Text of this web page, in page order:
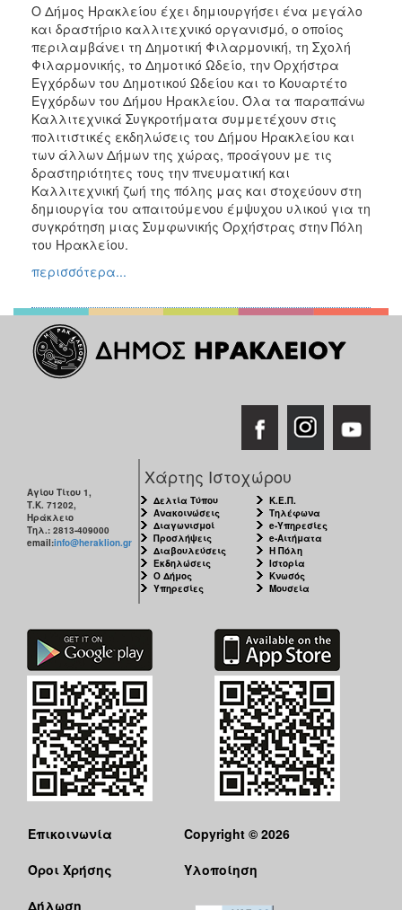
Ο Δήμος Ηρακλείου έχει δημιουργήσει ένα μεγάλο
και δραστήριο καλλιτεχνικό οργανισμό, ο οποίος
περιλαμβάνει τη Δημοτική Φιλαρμονική, τη Σχολή
Φιλαρμονικής, το Δημοτικό Ωδείο, την Ορχήστρα
Εγχόρδων του Δημοτικού Ωδείου και το Κουαρτέτο
Εγχόρδων του Δήμου Ηρακλείου. Όλα τα παραπάνω
Καλλιτεχνικά Συγκροτήματα συμμετέχουν στις
πολιτιστικές εκδηλώσεις του Δήμου Ηρακλείου και
των άλλων Δήμων της χώρας, προάγουν με τις
δραστηριότητες τους την πνευματική και
Καλλιτεχνική ζωή της πόλης μας και στοχεύουν στη
δημιουργία του απαιτούμενου έμψυχου υλικού για τη
συγκρότηση μιας Συμφωνικής Ορχήστρας στην Πόλη
του Ηρακλείου.
περισσότερα...
Αγίου Τίτου 1,
Τ.Κ. 71202,
Ηράκλειο
Τηλ.: 2813-409000
email:info@heraklion.gr
Χάρτης Ιστοχώρου
Δελτία Τύπου
Ανακοινώσεις
Διαγωνισμοί
Προσλήψεις
Διαβουλεύσεις
Εκδηλώσεις
Ο Δήμος
Υπηρεσίες
Κ.Ε.Π.
Τηλέφωνα
e-Υπηρεσίες
e-Αιτήματα
Η Πόλη
Ιστορία
Κνωσός
Μουσεία
Επικοινωνία
Όροι Χρήσης
Δήλωση
Copyright © 2026
Υλοποίηση